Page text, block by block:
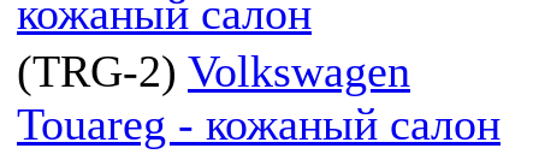
(TRG-2) Volkswagen
Touareg - кожаный салон